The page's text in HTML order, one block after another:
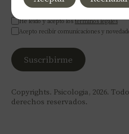
He leído y acepto lostérminos legales
Acepto recibir comunicaciones y
Copyrights. Psicologia, 2026.
derechos reservados.